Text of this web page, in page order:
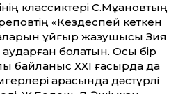
классик­тері С.Мұқановтың
«Кез­деспей кеткен
ұйғыр жазушысы Зия
аударған болатын. Осы бір
байланыс ХХІ ғасырда да
арасында дәстүрлі